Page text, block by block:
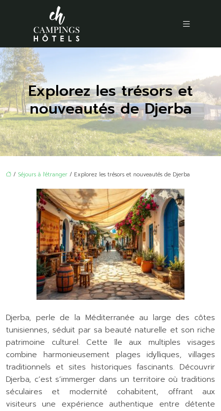
Explorez les trésors et
nouveautés de Djerba
/ Séjours à l'étranger / Explorez les trésors et nouveautés de Djerba
Djerba, perle de la Méditerranée au large des côtes
tunisiennes, séduit par sa beauté naturelle et son riche
patrimoine culturel. Cette île aux multiples visages
combine harmonieusement plages idylliques, villages
traditionnels et sites historiques fascinants. Découvrir
Djerba, c’est s’immerger dans un territoire où traditions
séculaires et modernité cohabitent, offrant aux
visiteurs une expérience authentique entre détente